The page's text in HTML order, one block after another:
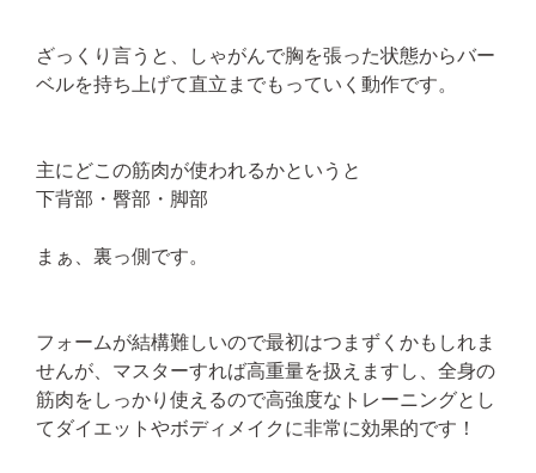
ざっくり言うと、しゃがんで胸を張った状態からバー
ベルを持ち上げて直立までもっていく動作です。
主にどこの筋肉が使われるかというと
下背部・臀部・脚部
まぁ、裏っ側です。
フォームが結構難しいので最初はつまずくかもしれま
せんが、マスターすれば高重量を扱えますし、全身の
筋肉をしっかり使えるので高強度なトレーニングとし
てダイエットやボディメイクに非常に効果的です！